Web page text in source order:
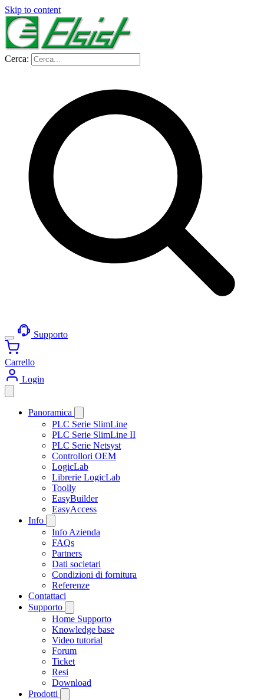
Skip to content
Cerca:
Supporto
Carrello
Login
Panoramica
PLC Serie SlimLine
PLC Serie SlimLine II
PLC Serie Netsyst
Controllori OEM
LogicLab
Librerie LogicLab
Toolly
EasyBuilder
EasyAccess
Info
Info Azienda
FAQs
Partners
Dati societari
Condizioni di fornitura
Referenze
Contattaci
Supporto
Home Supporto
Knowledge base
Video tutorial
Forum
Ticket
Resi
Download
Prodotti